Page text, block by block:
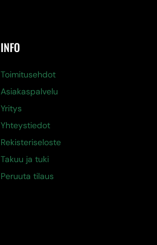
INFO
Toimitusehdot
Asiakaspalvelu
Yritys
Yhteystiedot
Rekisteriseloste
Takuu ja tuki
Peruuta tilaus